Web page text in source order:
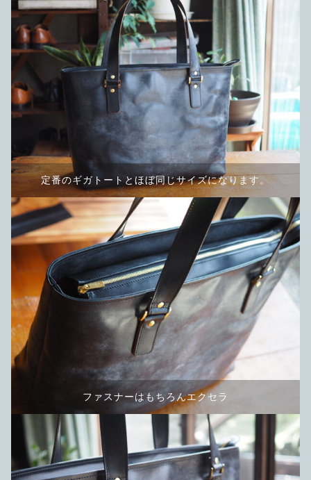
定番のギガトートとほぼ同じサイズになります。
ファスナーはもちろんエクセラ
メンテナンス
アパレル・ステッカー
その他
在庫あり セール